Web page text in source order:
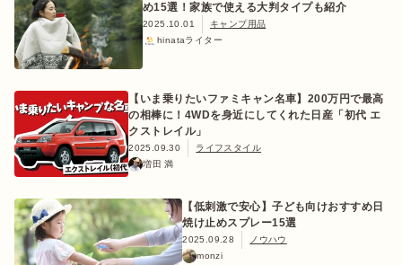
め15選！家族で使える大判タイプも紹介
2025.10.01
キャンプ用品
hinataライター
【いま乗りたいファミキャン名車】200万円で最高
の相棒に！4WDを身近にしてくれた日産「初代 エ
クストレイル」
2025.09.30
ライフスタイル
増田 満
【低刺激で安心】子ども向けおすすめ日
焼け止めスプレー15選
2025.09.28
ノウハウ
monzi